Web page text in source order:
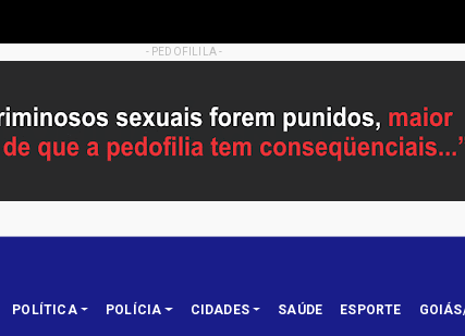
- PEDOFILILA -
POLÍTICA POLÍCIA CIDADES SAÚDE ESPORTE